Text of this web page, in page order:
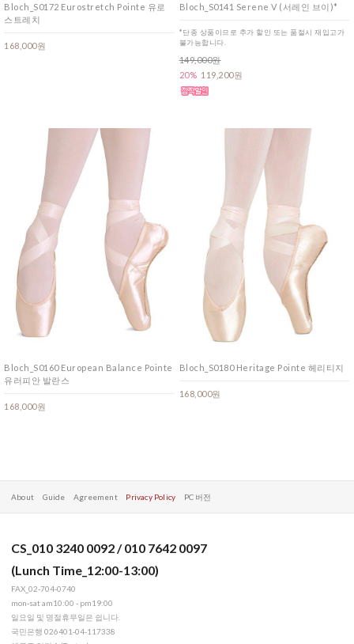
Bloch_S0172 Eurostretch Pointe 유로
스트레치
168,000원
Bloch_S0141 Serene V (서레인 브이)*
*단종 상품이므로 추가 할인 또는 품절시 재입고가
불가능합니다.
149,000원
20% 119,200원
Bloch_S0160 European Balance Pointe
유러피안 발란스
168,000원
Bloch_S0180 Heritage Pointe 헤리티지
168,000원
About Guide Agreement Privacy Policy PC 버전
CS_010 3240 0092 / 010 7642 0097
(Lunch Time_12:00-13:00)
FAX_02-704-0740
mon-sat am10:00 - pm19:00
일요일 및 명절휴무일은 쉽니다.
국민은행 026401-04-117338